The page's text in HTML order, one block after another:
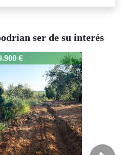
ser de su interés
€
96006 35.000 €